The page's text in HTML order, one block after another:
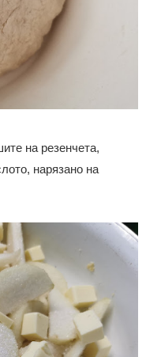
на резенчета,
нарязано на